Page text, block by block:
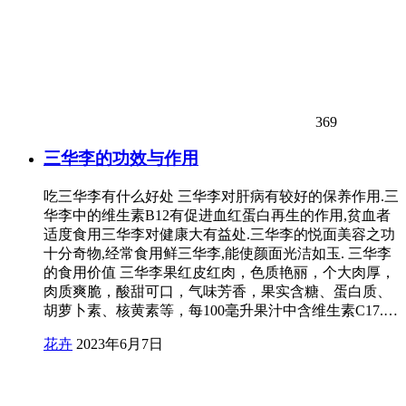
369
三华李的功效与作用
吃三华李有什么好处 三华李对肝病有较好的保养作用.三
华李中的维生素B12有促进血红蛋白再生的作用,贫血者
适度食用三华李对健康大有益处.三华李的悦面美容之功
十分奇物,经常食用鲜三华李,能使颜面光洁如玉. 三华李
的食用价值 三华李果红皮红肉，色质艳丽，个大肉厚，
肉质爽脆，酸甜可口，气味芳香，果实含糖、蛋白质、
胡萝卜素、核黄素等，每100毫升果汁中含维生素C17.…
花卉 2023年6月7日